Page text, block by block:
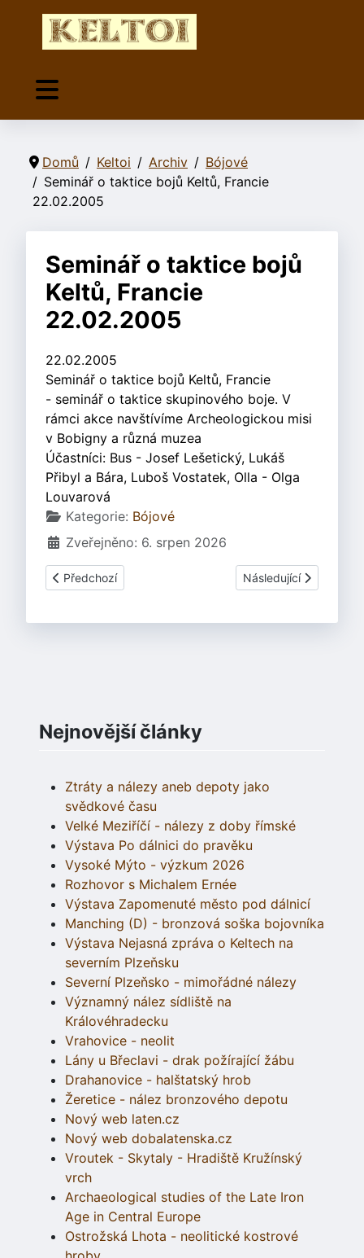
Domů Keltoi Archiv
Bójové
Seminář o taktice bojů Keltů, Francie
22.02.2005
Seminář o taktice bojů
Keltů, Francie
22.02.2005
22.02.2005
Seminář o taktice bojů Keltů, Francie
- seminář o taktice skupinového boje. V
rámci akce navštívíme Archeologickou misi
v Bobigny a různá muzea
Účastníci: Bus - Josef Lešetický, Lukáš
Přibyl a Bára, Luboš Vostatek, Olla - Olga
Louvarová
Základní údaje
Kategorie: Bójové
Zveřejněno: 6. srpen 2026
Předchozí článek: Základní informace o středisku Bójové
Předchozí Další článek: Bójové
Následující
Nejnovější články
Ztráty a nálezy aneb depoty jako
svědkové času
Velké Meziříčí - nálezy z doby římské
Výstava Po dálnici do pravěku
Vysoké Mýto - výzkum 2026
Rozhovor s Michalem Ernée
Výstava Zapomenuté město pod dálnicí
Manching (D) - bronzová soška bojovníka
Výstava Nejasná zpráva o Keltech na
severním Plzeňsku
Severní Plzeňsko - mimořádné nálezy
Významný nález sídliště na
Královéhradecku
Vrahovice - neolit
Lány u Břeclavi - drak požírající žábu
Drahanovice - halštatský hrob
Žeretice - nález bronzového depotu
Nový web laten.cz
Nový web dobalatenska.cz
Vroutek - Skytaly - Hradiště Kružínský
vrch
Archaeological studies of the Late Iron
Age in Central Europe
Ostrožská Lhota - neolitické kostrové